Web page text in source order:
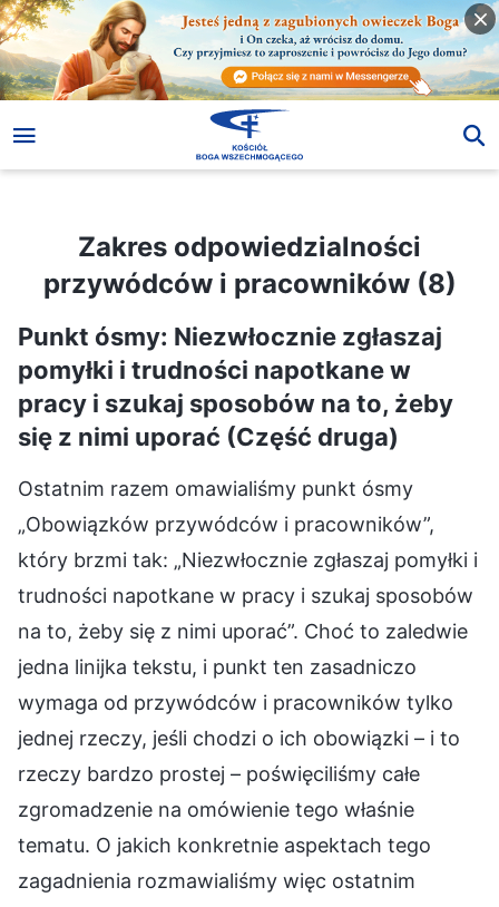
Zakres odpowiedzialności
przywódców i pracowników (8)
Punkt ósmy: Niezwłocznie zgłaszaj
pomyłki i trudności napotkane w
pracy i szukaj sposobów na to, żeby
się z nimi uporać (Część druga)
Ostatnim razem omawialiśmy punkt ósmy
„Obowiązków przywódców i pracowników”,
który brzmi tak: „Niezwłocznie zgłaszaj pomyłki i
trudności napotkane w pracy i szukaj sposobów
na to, żeby się z nimi uporać”. Choć to zaledwie
jedna linijka tekstu, i punkt ten zasadniczo
wymaga od przywódców i pracowników tylko
jednej rzeczy, jeśli chodzi o ich obowiązki – i to
rzeczy bardzo prostej – poświęciliśmy całe
zgromadzenie na omówienie tego właśnie
tematu. O jakich konkretnie aspektach tego
zagadnienia rozmawialiśmy więc ostatnim